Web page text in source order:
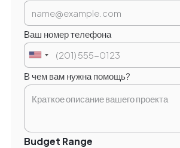
Ваш номер телефона
В чем вам нужна помощь?
Budget Range